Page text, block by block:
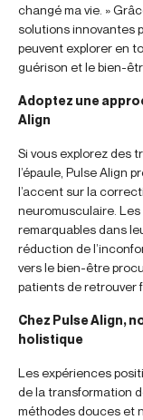
changé ma vie. »
solutions innovantes
peuvent explorer en
guérison et le bien-
Adoptez une
Align
Si vous explorez des
l’épaule, Pulse Align
l’accent sur la
neuromusculaire.
remarquables dans
réduction de
vers le bien-être
patients de retrouver
Chez Pulse Align,
holistique
Les expériences
de la transformation
méthodes douces et